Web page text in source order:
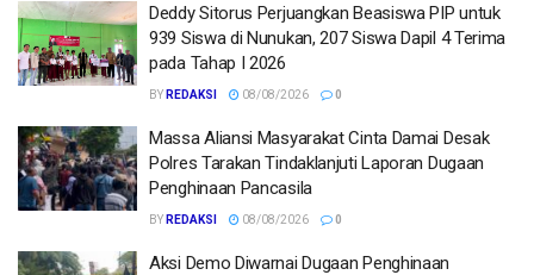
Deddy Sitorus Perjuangkan Beasiswa PIP untuk
939 Siswa di Nunukan, 207 Siswa Dapil 4 Terima
pada Tahap I 2026
BY REDAKSI 08/08/2026 0
Massa Aliansi Masyarakat Cinta Damai Desak
Polres Tarakan Tindaklanjuti Laporan Dugaan
Penghinaan Pancasila
BY REDAKSI 08/08/2026 0
Aksi Demo Diwarnai Dugaan Penghinaan